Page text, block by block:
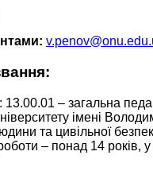
– загальна
імені
та цивільної
– понад 14 років,